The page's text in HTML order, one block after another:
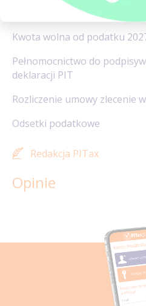
Do kiedy PIT 2027?
Kwota wolna od podatku
Pełnomocnictwo do
deklaracji PIT
Rozliczenie umowy zlecenie
Odsetki podatkowe
Redakcja PITax
Opinie